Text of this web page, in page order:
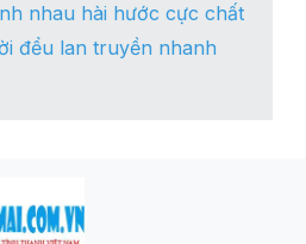
nhau hài hước cực chất
đểu lan truyền nhanh